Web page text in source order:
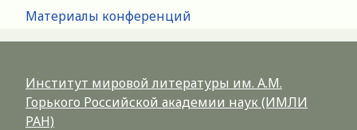
Материалы конференций
Институт мировой литературы им. А.М.
Горького Российской академии наук (ИМЛИ
РАН)